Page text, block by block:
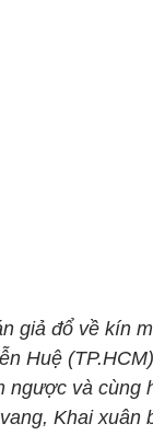
giả đổ về kín
Huệ
ngược và cùng
Khai xuân